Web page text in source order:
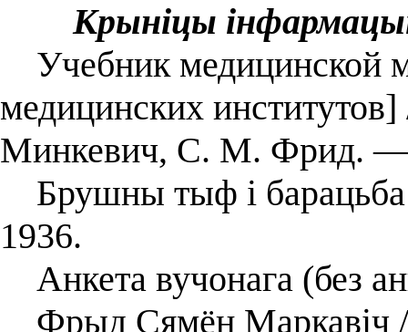
Крыніцы
Учебник медицинской
медицинских
Минкевич, С. М. Фрид. ―
Брушны тыф і
1936.
Анкета вучонага (без
Фрыд Сямён Маркавіч